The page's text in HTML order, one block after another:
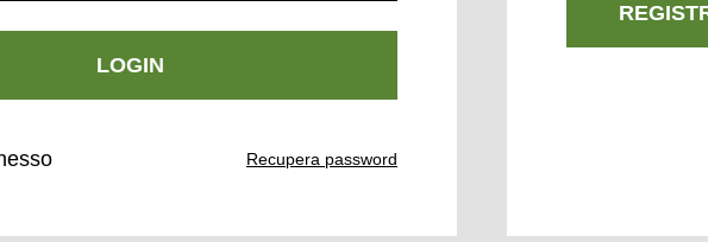
LOGIN
Recupera password